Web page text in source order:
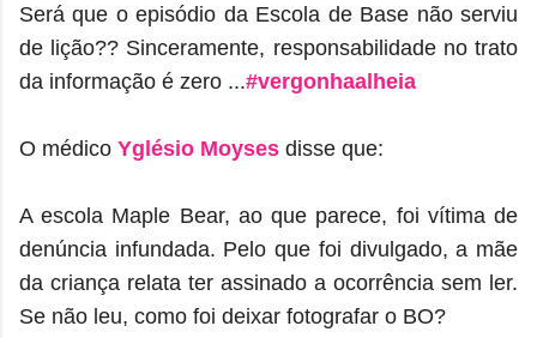
Será que o episódio da Escola de Base não serviu
de lição?? Sinceramente, responsabilidade no trato
da informação é zero ...‪#‎vergonhaalheia‬
O médico Yglésio Moyses disse que:
A escola Maple Bear, ao que parece, foi vítima de
denúncia infundada. Pelo que foi divulgado, a mãe
da criança relata ter assinado a ocorrência sem ler.
Se não leu, como foi deixar fotografar o BO?